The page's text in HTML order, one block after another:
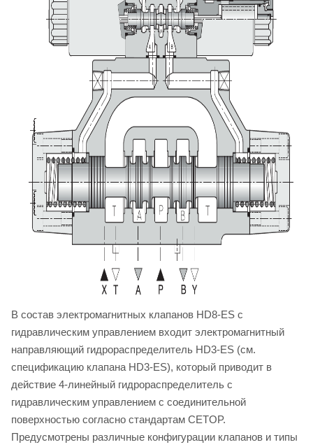
В состав электромагнитных клапанов HD8-ES с
гидравлическим управлением входит электромагнитный
направляющий гидрораспределитель HD3-ES (см.
спецификацию клапана HD3-ES), который приводит в
действие 4-линейный гидрораспределитель с
гидравлическим управлением с соединительной
поверхностью согласно стандартам CETOP.
Предусмотрены различные конфигурации клапанов и типы